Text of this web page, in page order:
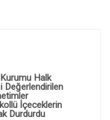
Halk
Değerlendirilen
İçeceklerin
Durdurdu